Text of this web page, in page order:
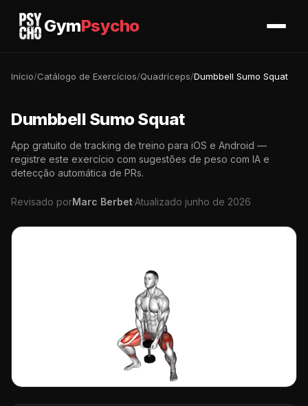
GymPsycho
Início/Catálogo de Exercícios/Quadríceps/Dumbbell Sumo Squat
Dumbbell Sumo Squat
App gratuito de tracking de treino para iOS e Android —
registre este exercício com sugestões de peso com IA e
detecção automática de PRs.
Revisado porMarc Berbet·Atualizado junho de 2026